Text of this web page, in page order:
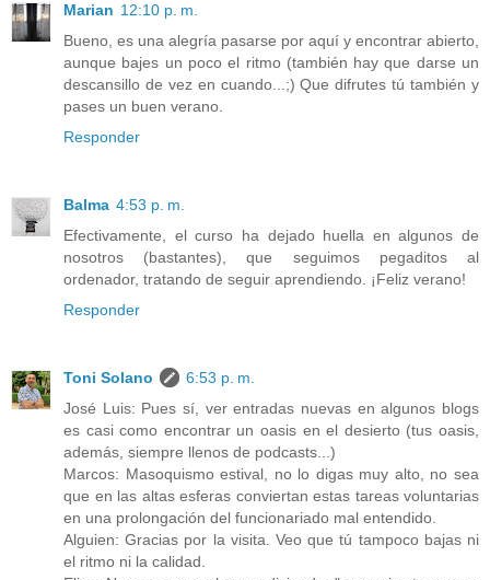
Marian 12:10 p. m.
Bueno, es una alegría pasarse por aquí y encontrar abierto,
aunque bajes un poco el ritmo (también hay que darse un
descansillo de vez en cuando...;) Que difrutes tú también y
pases un buen verano.
Responder
Balma 4:53 p. m.
Efectivamente, el curso ha dejado huella en algunos de
nosotros (bastantes), que seguimos pegaditos al
ordenador, tratando de seguir aprendiendo. ¡Feliz verano!
Responder
Toni Solano
6:53 p. m.
José Luis: Pues sí, ver entradas nuevas en algunos blogs
es casi como encontrar un oasis en el desierto (tus oasis,
además, siempre llenos de podcasts...)
Marcos: Masoquismo estival, no lo digas muy alto, no sea
que en las altas esferas conviertan estas tareas voluntarias
en una prolongación del funcionariado mal entendido.
Alguien: Gracias por la visita. Veo que tú tampoco bajas ni
el ritmo ni la calidad.